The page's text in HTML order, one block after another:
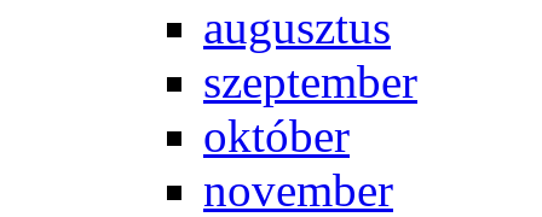
au­gusz­tus
szep­tem­ber
ok­tó­ber
no­vem­ber